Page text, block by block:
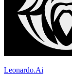
Leonardo.Ai